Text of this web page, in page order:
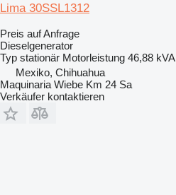
Lima 30SSL1312
Preis auf Anfrage
Dieselgenerator
Typ stationär Motorleistung 46,88 kVA
Mexiko, Chihuahua
Maquinaria Wiebe Km 24 Sa
Verkäufer kontaktieren